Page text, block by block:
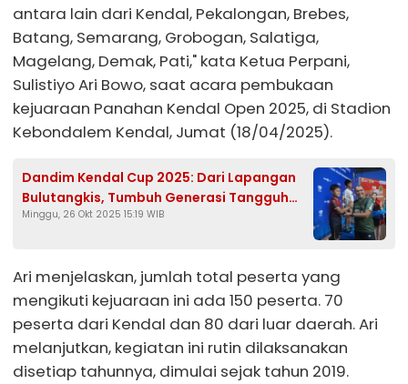
antara lain dari Kendal, Pekalongan, Brebes,
Batang, Semarang, Grobogan, Salatiga,
Magelang, Demak, Pati," kata Ketua Perpani,
Sulistiyo Ari Bowo, saat acara pembukaan
kejuaraan Panahan Kendal Open 2025, di Stadion
Kebondalem Kendal, Jumat (18/04/2025).
Dandim Kendal Cup 2025: Dari Lapangan
Bulutangkis, Tumbuh Generasi Tangguh
dan Nasionalis
Minggu, 26 Okt 2025 15:19 WIB
Ari menjelaskan, jumlah total peserta yang
mengikuti kejuaraan ini ada 150 peserta. 70
peserta dari Kendal dan 80 dari luar daerah. Ari
melanjutkan, kegiatan ini rutin dilaksanakan
disetiap tahunnya, dimulai sejak tahun 2019.